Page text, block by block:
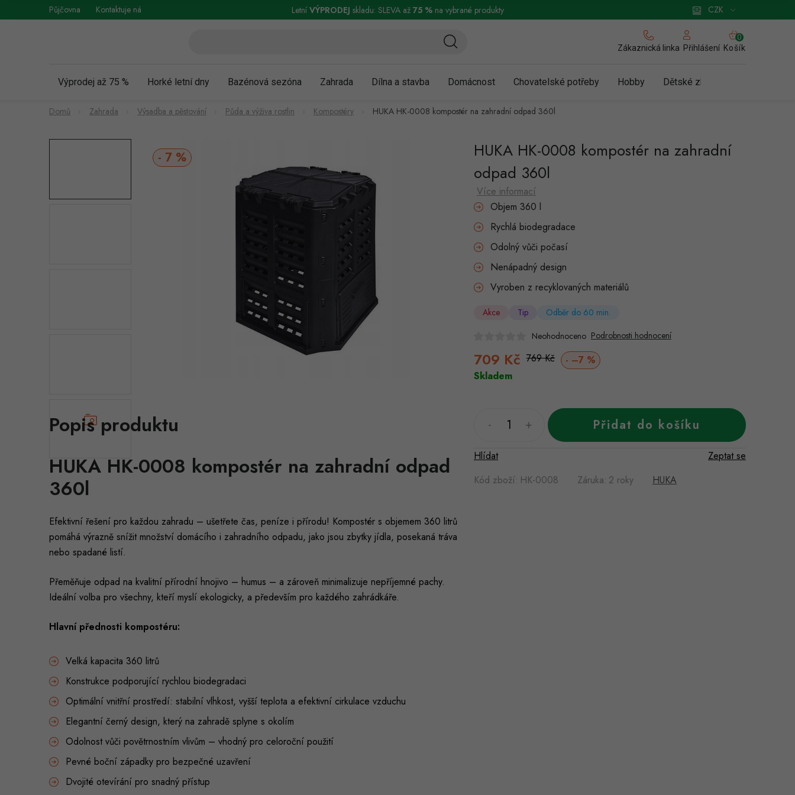
na
Půjčovna Kontaktuje nás Vrácení a reklamace Podmínky ochrany osobních údajů Obchodní podmínky pro podnikatele Zásady používání cookies
CZK
LetníVÝPRODEJ skladu: SLEVA až 75 %na vybrané produkty
Zákaznická linka Přihlášení
NÁKUPNÍ
KOŠÍK
Košík
Výprodej až 75 % Horké letní dny Bazénová sezóna Zahrada Dílna a stavba Domácnost Chovatelské potřeby Hobby Dětské zboží a hračky
Domů Zahrada Výsadba a pěstování Půda a výživa rostlin Kompostéry HUKA HK-0008 kompostér na zahradní odpad 360l
HUKA HK-0008 kompostér na zahradní
odpad 360l
Akce Tip Odběr do 60 min.
Více informací
Objem 360 l
Rychlá biodegradace
Odolný vůči počasí
Nenápadný design
Vyroben z recyklovaných materiálů
Neohodnoceno Podrobnosti hodnocení
769 Kč –7 %
709 Kč
Skladem
Přidat do košíku
Kód zboží: HK-0008 Záruka: 2 roky HUKA
Zeptat se
Hlídat
7 %
Popis produktu
HUKA HK-0008 kompostér na zahradní odpad
360l
Efektivní řešení pro každou zahradu – ušetřete čas, peníze i přírodu! Kompostér s objemem 360 litrů
pomáhá výrazně snížit množství domácího i zahradního odpadu, jako jsou zbytky jídla, posekaná tráva
nebo spadané listí.
Přeměňuje odpad na kvalitní přírodní hnojivo – humus – a zároveň minimalizuje nepříjemné pachy.
Ideální volba pro všechny, kteří myslí ekologicky, a především pro každého zahrádkáře.
Hlavní přednosti kompostéru:
Velká kapacita 360 litrů
Konstrukce podporující rychlou biodegradaci
Optimální vnitřní prostředí: stabilní vlhkost, vyšší teplota a efektivní cirkulace vzduchu
Elegantní černý design, který na zahradě splyne s okolím
Odolnost vůči povětrnostním vlivům – vhodný pro celoroční použití
Pevné boční západky pro bezpečné uzavření
Dvojité otevírání pro snadný přístup